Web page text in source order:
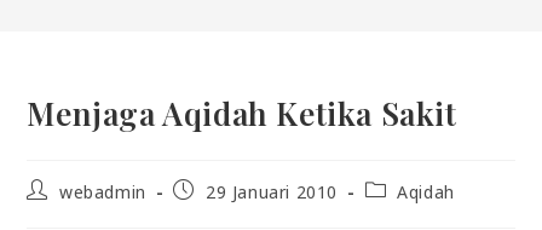
Menjaga Aqidah Ketika Sakit
Postwebadmin
Post29 Januari 2010
PostAqidah